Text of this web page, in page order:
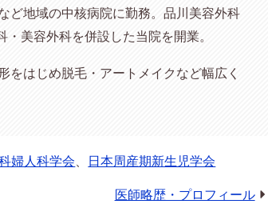
ど地域の中核病院に勤務。品川美容外科
美容外科を併設した当院を開業。
はじめ脱毛・アートメイクなど幅広く
婦人科学会
日本周産期新生児学会
医師略歴・プロフィール